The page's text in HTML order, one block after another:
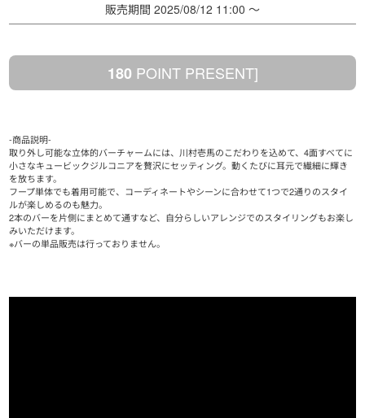
販売期間 2025/08/12 11:00 〜
180 POINT PRESENT]
-商品説明-
取り外し可能な立体的バーチャームには、川村壱馬のこだわりを込めて、4面すべてに
小さなキュービックジルコニアを贅沢にセッティング。動くたびに耳元で繊細に輝き
を放ちます。
フープ単体でも着用可能で、コーディネートやシーンに合わせて1つで2通りのスタイ
ルが楽しめるのも魅力。
2本のバーを片側にまとめて通すなど、自分らしいアレンジでのスタイリングもお楽し
みいただけます。
※バーの単品販売は行っておりません。